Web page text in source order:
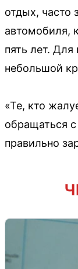
отдых, часто
автомобиля,
пять лет.
небольшой
«Те, кто
обращаться с
правильно